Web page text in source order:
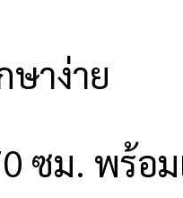
ษาง่าย
ซม. พร้อม